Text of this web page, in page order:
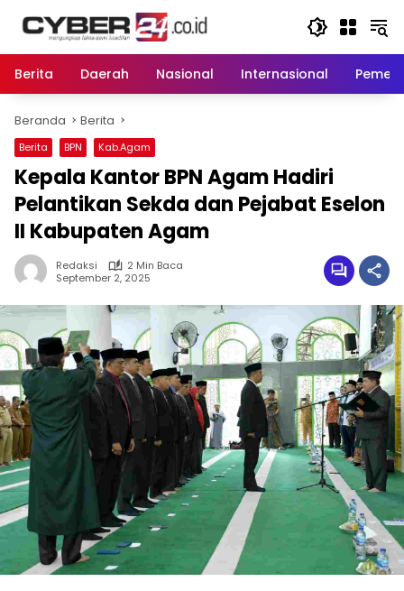
Berita
Daerah Nasional Internasional
Beranda Berita
Berita BPN Kab.Agam
Kepala Kantor BPN Agam Hadiri
Pelantikan Sekda dan Pejabat Eselon
II Kabupaten Agam
Redaksi
2 Min Baca
September 2, 2025